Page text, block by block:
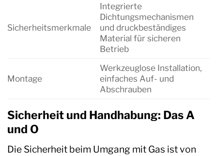
Sicherheitsmerkmale
Integrierte
Dichtungsmechanismen
und druckbeständiges
Material für sicheren
Betrieb
Montage
Werkzeuglose Installation,
einfaches Auf- und
Abschrauben
Sicherheit und Handhabung: Das A
und O
Die Sicherheit beim Umgang mit Gas ist von